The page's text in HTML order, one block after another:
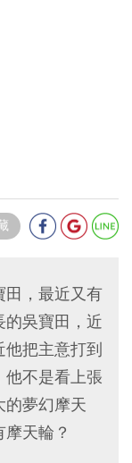
田，最近又有
的吳寶田，近
他把主意打到
不是看上張
的夢幻摩天
天輪？